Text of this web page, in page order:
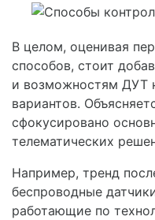
В целом, оценивая
способов, стоит
и возможностям ДУТ
вариантов.
сфокусировано
телематических
Например, тренд
беспроводные
работающие по